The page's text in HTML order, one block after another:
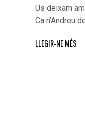
Us deixam
Ca n’Andreu
LLEGIR-NE MÉS